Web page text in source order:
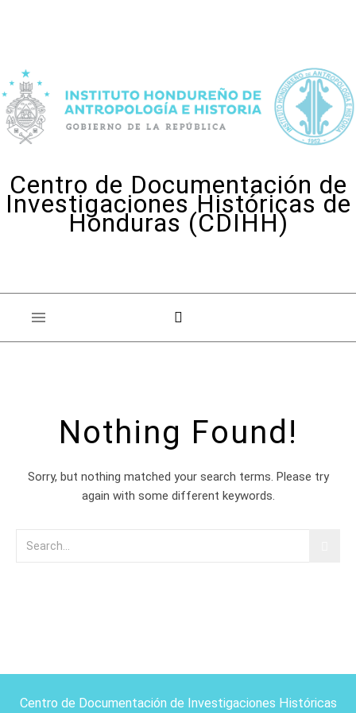
Centro de Documentación de
Investigaciones Históricas de
Honduras (CDIHH)
Nothing Found!
Sorry, but nothing matched your search terms. Please try
again with some different keywords.
Centro de Documentación de Investigaciones Históricas